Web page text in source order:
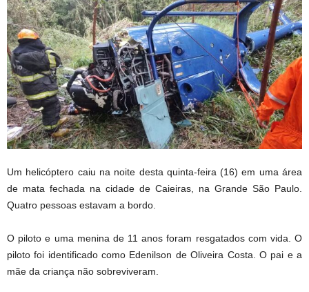
Um helicóptero caiu na noite desta quinta-feira (16) em uma área
de mata fechada na cidade de Caieiras, na Grande São Paulo.
Quatro pessoas estavam a bordo.
O piloto e uma menina de 11 anos foram resgatados com vida. O
piloto foi identificado como Edenilson de Oliveira Costa. O pai e a
mãe da criança não sobreviveram.